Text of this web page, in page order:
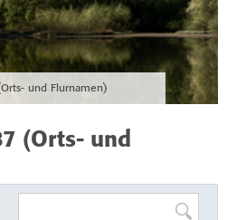
und Flurnamen)
(Orts- und